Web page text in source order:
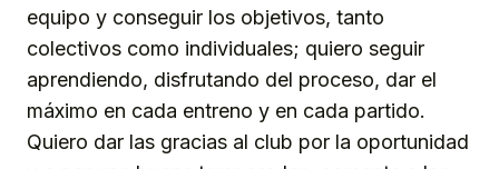
equipo y conseguir los objetivos, tanto
colectivos como individuales; quiero seguir
aprendiendo, disfrutando del proceso, dar el
máximo en cada entreno y en cada partido.
Quiero dar las gracias al club por la oportunidad